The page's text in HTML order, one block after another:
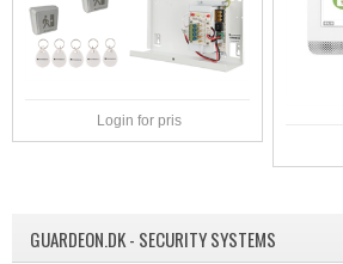
Login for pris
GUARDEON.DK - SECURITY SYSTEMS